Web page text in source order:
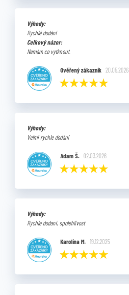
Výhody:
Rychlé dodání
Celkový názor:
Nemám co vytknout.
Ověřený zákazník 20.05.2026
Výhody:
Velmi rychle dodání
Adam Š. 02.03.2026
Výhody:
Rychle dodani, spolehlivost
Karolína M. 19.12.2025